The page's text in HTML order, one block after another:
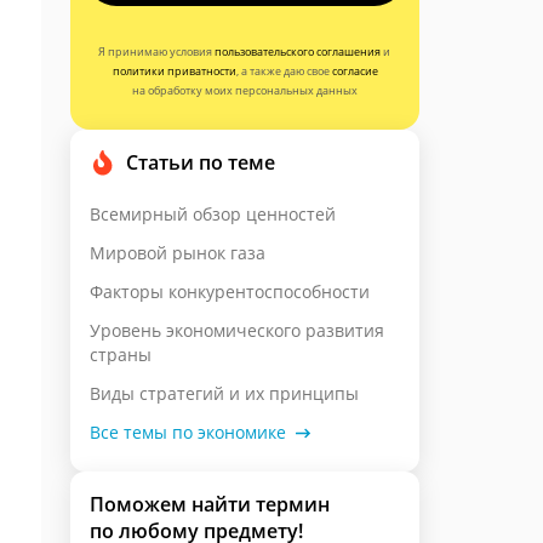
Я принимаю условияпользовательского соглашенияи
политики приватности, а также даю своесогласие
на обработку моих персональных данных
Статьи по теме
Всемирный обзор ценностей
Мировой рынок газа
Факторы конкурентоспособности
Уровень экономического развития
страны
Виды стратегий и их принципы
Все темы по экономике
Поможем найти термин
по любому предмету!